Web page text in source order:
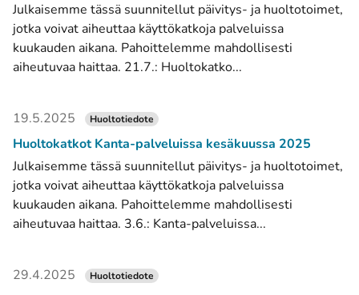
Julkaisemme tässä suunnitellut päivitys- ja huoltotoimet,
jotka voivat aiheuttaa käyttökatkoja palveluissa
kuukauden aikana. Pahoittelemme mahdollisesti
aiheutuvaa haittaa. 21.7.: Huoltokatko...
19.5.2025 Huoltotiedote
Huoltokatkot Kanta-palveluissa kesäkuussa 2025
Julkaisemme tässä suunnitellut päivitys- ja huoltotoimet,
jotka voivat aiheuttaa käyttökatkoja palveluissa
kuukauden aikana. Pahoittelemme mahdollisesti
aiheutuvaa haittaa. 3.6.: Kanta-palveluissa...
29.4.2025 Huoltotiedote